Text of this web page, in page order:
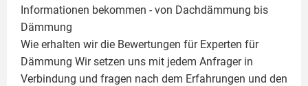
Informationen bekommen - von Dachdämmung bis
Dämmung
Wie erhalten wir die Bewertungen für Experten für
Dämmung Wir setzen uns mit jedem Anfrager in
Verbindung und fragen nach dem Erfahrungen und den